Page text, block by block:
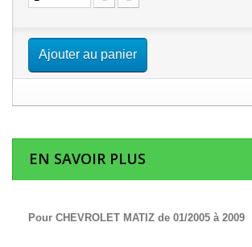
Ajouter au panier
EN SAVOIR PLUS
Pour CHEVROLET MATIZ de 01/2005 à 2009